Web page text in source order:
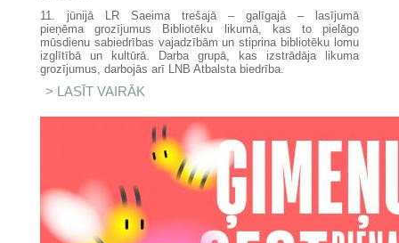
11. jūnijā LR Saeima trešajā – galīgajā – lasījumā
pieņēma grozījumus Bibliotēku likumā, kas to pielāgo
mūsdienu sabiedrības vajadzībām un stiprina bibliotēku lomu
izglītībā un kultūrā. Darba grupā, kas izstrādāja likuma
grozījumus, darbojās arī LNB Atbalsta biedrība.
LASĪT VAIRĀK
LIKUMĀ